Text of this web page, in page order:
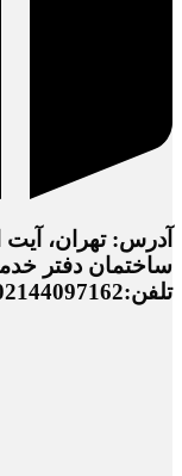
آدرس: تهران، آیت
تلفن:02144097162